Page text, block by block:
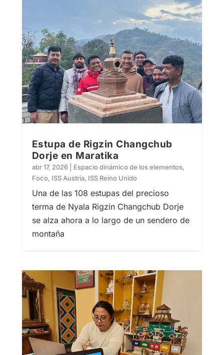
Estupa de Rigzin Changchub
Dorje en Maratika
abr 17, 2026| Espacio dinámico de los elementos,
Foco, ISS Austria, ISS Reino Unido
Una de las 108 estupas del precioso
terma de Nyala Rigzin Changchub Dorje
se alza ahora a lo largo de un sendero de
montaña